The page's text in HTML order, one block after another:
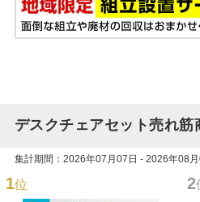
デスクチェアセット売れ筋
集計期間：2026年07月07日 - 2026年08月
1位 2